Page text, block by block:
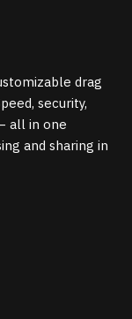
drag
security,
all in one
and sharing in